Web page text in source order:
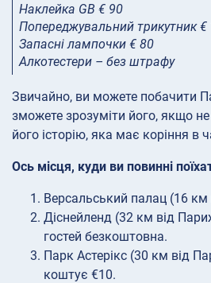
Наклейка GB € 90
Попереджувальний трикутник €
Запасні лампочки € 80
Алкотестери – без штрафу
Звичайно, ви можете побачити
зможете зрозуміти його, якщо не
його історію, яка має коріння в
Ось місця, куди ви повинні
Версальський палац (16
Діснейленд (32 км від
гостей безкоштовна.
Парк Астерікс (30 км від
коштує €10.